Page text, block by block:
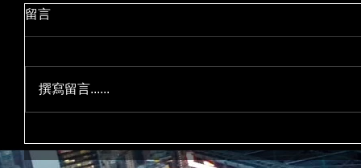
留言
撰寫留言......